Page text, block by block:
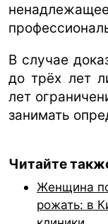
В случае
до трёх лет
лет
занимать
Читайте
Женщина
рожать: в